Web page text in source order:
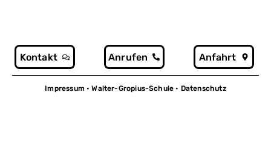
Kontakt Anrufen Anfahrt
Impressum• Walter-Gropius-Schule • Datenschutz